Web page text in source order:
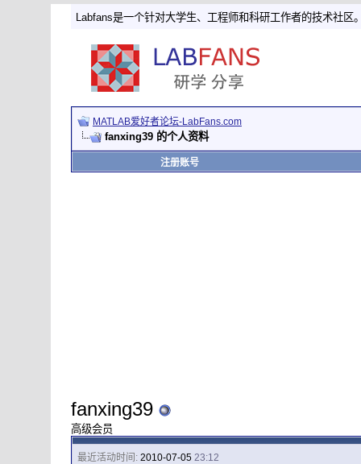
Labfans是一个针对大学生、工程师和科研工作者的技术社区
MATLAB爱好者论坛-LabFans.com
fanxing39 的个人资料
注册账号
fanxing39
高级会员
最近活动时间:2010-07-05 23:12